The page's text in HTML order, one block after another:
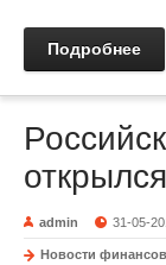
Подробнее
admin 31-05-
Новости финансов